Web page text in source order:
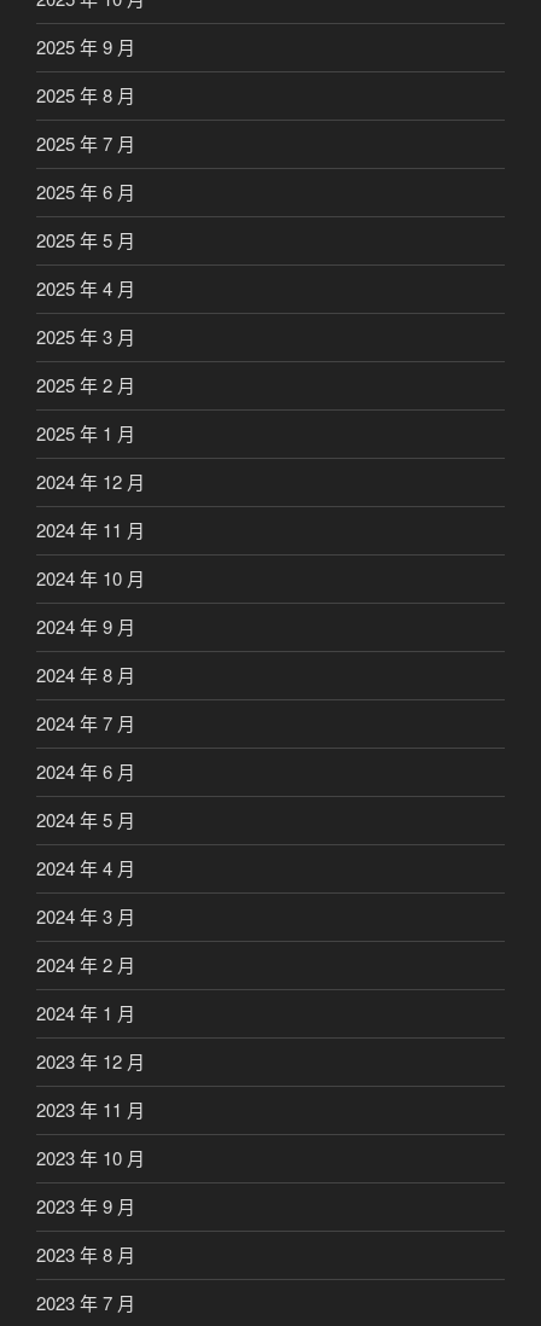
2025 年 9 月
2025 年 8 月
2025 年 7 月
2025 年 6 月
2025 年 5 月
2025 年 4 月
2025 年 3 月
2025 年 2 月
2025 年 1 月
2024 年 12 月
2024 年 11 月
2024 年 10 月
2024 年 9 月
2024 年 8 月
2024 年 7 月
2024 年 6 月
2024 年 5 月
2024 年 4 月
2024 年 3 月
2024 年 2 月
2024 年 1 月
2023 年 12 月
2023 年 11 月
2023 年 10 月
2023 年 9 月
2023 年 8 月
2023 年 7 月